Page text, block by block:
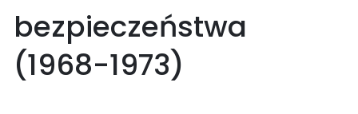
bezpieczeństwa
(1968-1973)